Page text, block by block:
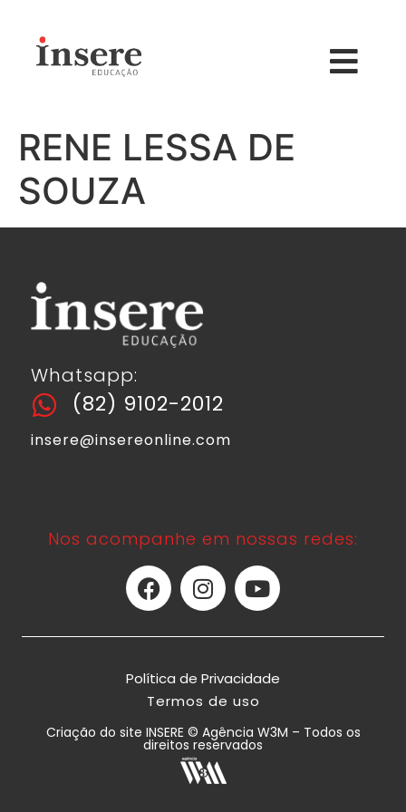
RENE LESSA DE
SOUZA
Whatsapp:
(82) 9102-2012
insere@insereonline.com
Nos acompanhe em nossas redes:
Política de Privacidade
Termos de uso
Criação do site INSERE © Agência W3M – Todos os
direitos reservados